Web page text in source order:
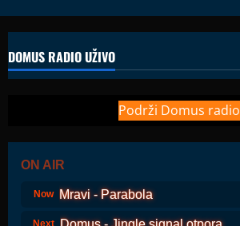
DOMUS RADIO UŽIVO
Podrži Domus radio
ON AIR
Now Mravi - Parabola
Next